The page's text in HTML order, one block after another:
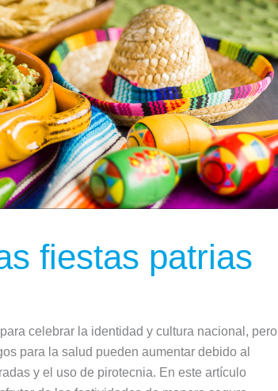
fiestas patrias
celebrar la identidad y cultura nacional, pero
para la salud pueden aumentar debido al
y el uso de pirotecnia. En este artículo